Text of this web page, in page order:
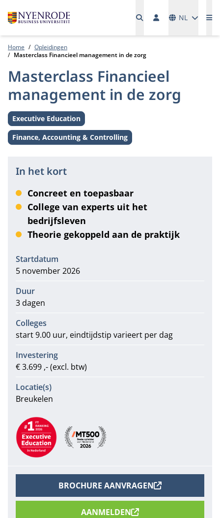
NL
Home
Opleidingen
Masterclass Financieel management in de zorg
Masterclass Financieel
management in de zorg
Level:
Executive Education
Thema:
Finance, Accounting & Controlling
In het kort
Concreet en toepasbaar
College van experts uit het
bedrijfsleven
Theorie gekoppeld aan de praktijk
Informatie
Startdatum
5 november 2026
Duur
3 dagen
Colleges
start 9.00 uur, eindtijdstip varieert per dag
Investering
€ 3.699 ,- (excl. btw)
Locatie(s)
Breukelen
Aanbevelingen
BROCHURE AANVRAGEN
AANMELDEN